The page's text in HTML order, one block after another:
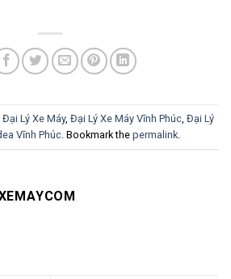
Đại Lý Xe Máy, Đại Lý Xe Máy Vĩnh Phúc, Đại Lý
Vĩnh Phúc. Bookmark the permalink.